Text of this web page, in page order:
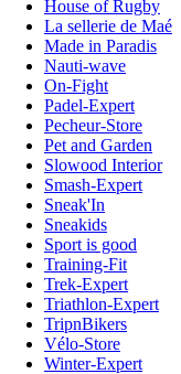
House of Rugby
La sellerie de Maé
Made in Paradis
Nauti-wave
On-Fight
Padel-Expert
Pecheur-Store
Pet and Garden
Slowood Interior
Smash-Expert
Sneak'In
Sneakids
Sport is good
Training-Fit
Trek-Expert
Triathlon-Expert
TripnBikers
Vélo-Store
Winter-Expert